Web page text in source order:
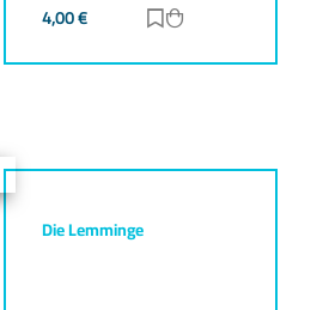
4,00€ Zur Merkliste
Die Lemminge